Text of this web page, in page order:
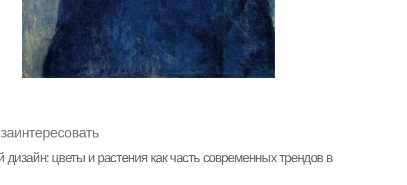
цветы и растения как часть современных трендов в